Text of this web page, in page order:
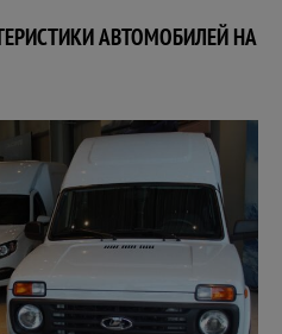
АВТОМОБИЛЕЙ НА